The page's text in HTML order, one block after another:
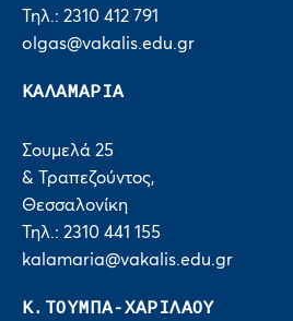
Τηλ.: 2310 412 791
olgas@vakalis.edu.gr
ΚΑΛΑΜΑΡΙΑ
Σουμελά 25
& Τραπεζούντος,
Θεσσαλονίκη
Τηλ.: 2310 441 155
kalamaria@vakalis.edu.gr
Κ.ΤΟΥΜΠΑ-ΧΑΡΙΛΑΟΥ